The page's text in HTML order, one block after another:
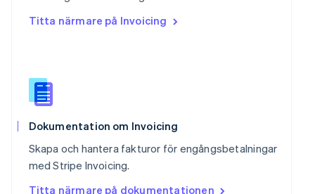
Titta närmare på Invoicing
Dokumentation om Invoicing
Skapa och hantera fakturor för engångsbetalningar
med Stripe Invoicing.
Titta närmare på dokumentationen
Slovakien
English
Español
Storbritannien
English
Sverige
Thailand
ไทยEnglish